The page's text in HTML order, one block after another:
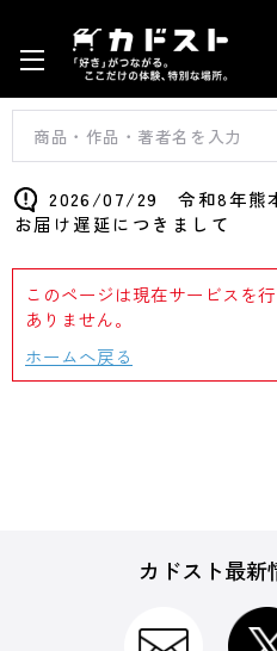
2026/07/29 令和8年熊
お届け遅延につきまして
このページは現在サービスを
ありません。
ホームへ戻る
カドスト最新